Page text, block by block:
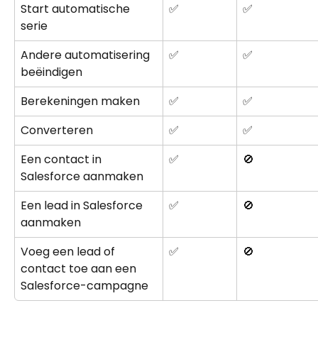
Start automatische
serie
✅ ✅
Andere automatisering
beëindigen
✅ ✅
Berekeningen maken ✅
✅
Converteren
✅
✅
Een contact in
Salesforce aanmaken
✅ 🚫
Een lead in Salesforce
aanmaken
✅ 🚫
Voeg een lead of
contact toe aan een
Salesforce-campagne
✅ 🚫